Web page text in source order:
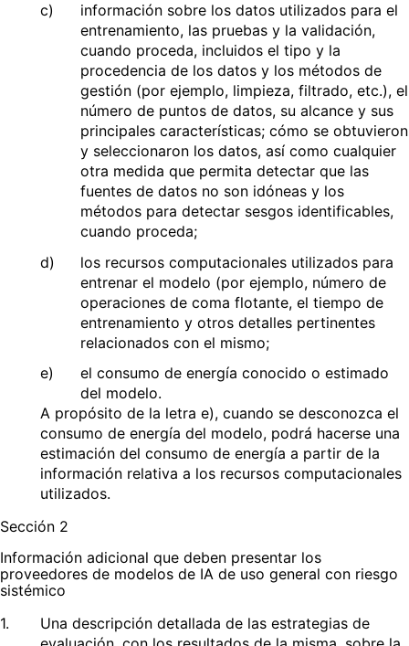
c)
información sobre los datos utilizados para el
entrenamiento, las pruebas y la validación,
cuando proceda, incluidos el tipo y la
procedencia de los datos y los métodos de
gestión (por ejemplo, limpieza, filtrado, etc.), el
número de puntos de datos, su alcance y sus
principales características; cómo se obtuvieron
y seleccionaron los datos, así como cualquier
otra medida que permita detectar que las
fuentes de datos no son idóneas y los
métodos para detectar sesgos identificables,
cuando proceda;
d)
los recursos computacionales utilizados para
entrenar el modelo (por ejemplo, número de
operaciones de coma flotante, el tiempo de
entrenamiento y otros detalles pertinentes
relacionados con el mismo;
e)
el consumo de energía conocido o estimado
del modelo.
A propósito de la letra e), cuando se desconozca el
consumo de energía del modelo, podrá hacerse una
estimación del consumo de energía a partir de la
información relativa a los recursos computacionales
utilizados.
Sección 2
Información adicional que deben presentar los
proveedores de modelos de IA de uso general con riesgo
sistémico
1.
Una descripción detallada de las estrategias de